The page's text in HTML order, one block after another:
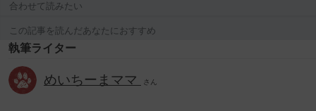
合わせて読みたい
この記事を読んだあなたにおすすめ
執筆ライター
めいちーまママ さん